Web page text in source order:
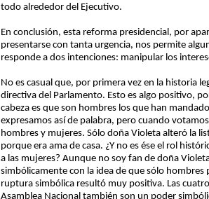
todo alrededor del Ejecutivo.
En conclusión, esta reforma presidencial, por
presentarse con tanta urgencia, nos permite
responde a dos intenciones: manipular los
No es casual que, por primera vez en la historia
directiva del Parlamento. Esto es algo positivo,
cabeza es que son hombres los que han
expresamos así de palabra, pero cuando
hombres y mujeres. Sólo doña Violeta alteró la
porque era ama de casa. ¿Y no es ése el rol
a las mujeres? Aunque no soy fan de doña
simbólicamente con la idea de que sólo
ruptura simbólica resultó muy positiva. Las
Asamblea Nacional también son un poder